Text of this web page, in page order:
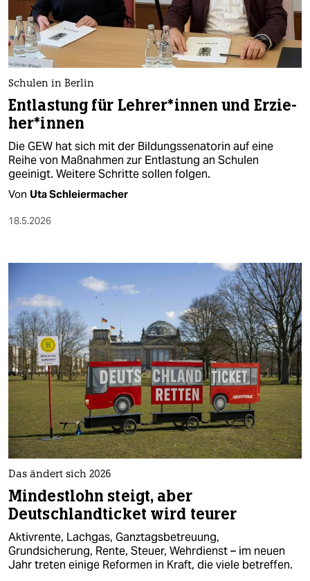
nord
wahrheit
verlag
veranstaltungen
shop
fragen & hilfe
unterstützen
genossenschaft
epaper login
Schulen in Berlin
Entlastung für Leh­re­r*in­nen und Er­zie­
he­r*in­nen
Die GEW hat sich mit der Bildungssenatorin auf eine
Reihe von Maßnahmen zur Entlastung an Schulen
geeinigt. Weitere Schritte sollen folgen.
Von Uta Schleiermacher
18.5.2026
Das ändert sich 2026
Mindestlohn steigt, aber
Deutschlandticket wird teurer
Aktivrente, Lachgas, Ganztagsbetreuung,
Grundsicherung, Rente, Steuer, Wehrdienst – im neuen
Jahr treten einige Reformen in Kraft, die viele betreffen.